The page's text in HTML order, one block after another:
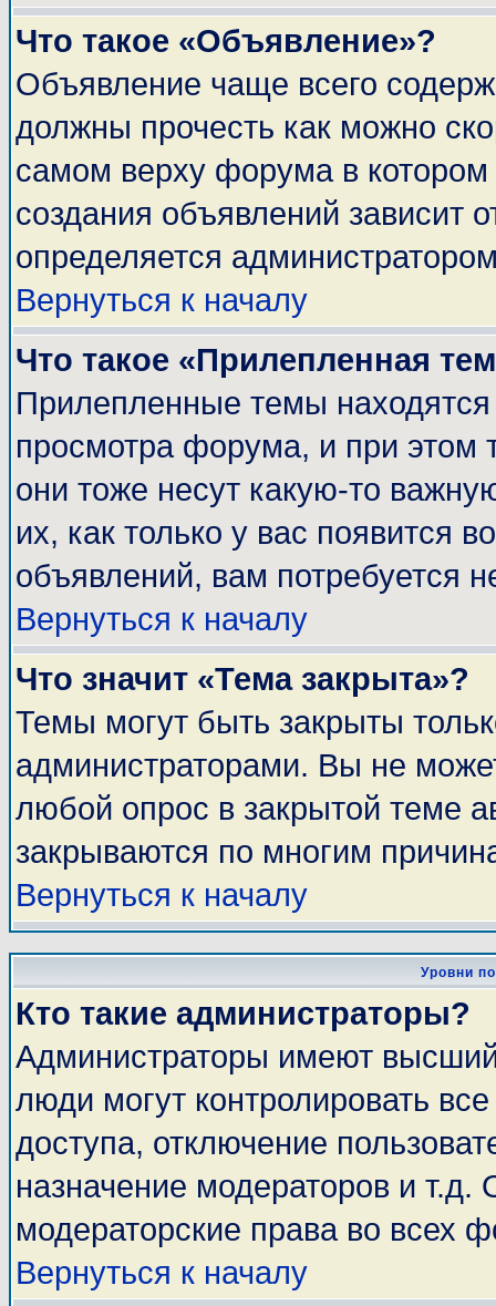
Что такое «Объявление»?
Объявление чаще всего
должны прочесть как можно
самом верху форума в
создания объявлений зависит
определяется
Вернуться к началу
Что такое «Прилепленная
Прилепленные темы
просмотра форума, и при этом
они тоже несут какую-то
их, как только у вас появится
объявлений, вам потребуется
Вернуться к началу
Что значит «Тема закрыта»?
Темы могут быть закрыты
администраторами. Вы не
любой опрос в закрытой теме
закрываются по многим
Вернуться к началу
Уровни
Кто такие администраторы?
Администраторы имеют
люди могут контролировать
доступа, отключение
назначение модераторов и
модераторские права во всех
Вернуться к началу